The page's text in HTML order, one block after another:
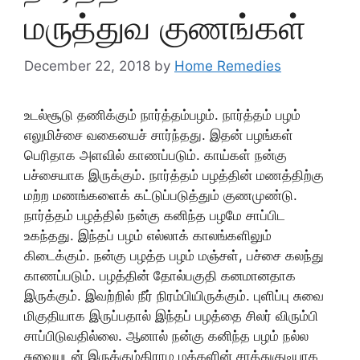
மருத்துவ குணங்கள்
December 22, 2018 by Home Remedies
உடல்சூடு தணிக்கும் நார்த்தம்பழம். நார்த்தம் பழம்
எலுமிச்சை வகையைச் சார்ந்தது. இதன் பழங்கள்
பெரிதாக அளவில் காணப்படும். காய்கள் நன்கு
பச்சையாக இருக்கும். நார்த்தம் பழத்தின் மணத்திற்கு
மற்ற மணங்களைக் கட்டுப்படுத்தும் குணமுண்டு.
நார்த்தம் பழத்தில் நன்கு கனிந்த பழமே சாப்பிட
உகந்தது. இந்தப் பழம் எல்லாக் காலங்களிலும்
கிடைக்கும். நன்கு பழத்த பழம் மஞ்சள், பச்சை கலந்து
காணப்படும். பழத்தின் தோல்பகுதி கனமானதாக
இருக்கும். இவற்றில் நீர் நிரம்பியிருக்கும். புளிப்பு சுவை
மிகுதியாக இருப்பதால் இந்தப் பழத்தை சிலர் விரும்பி
சாப்பிடுவதில்லை. ஆனால் நன்கு கனிந்த பழம் நல்ல
சுவையுடன் இருக்கும்கிராம மக்களின் சாத்துகுடியாக